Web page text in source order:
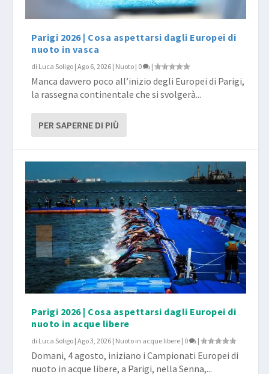
Parigi 2026 | Cosa aspettarsi dagli Europei di
nuoto in vasca
di Luca Soligo |Ago 6, 2026 | Nuoto | 0 |
Manca davvero poco all’inizio degli Europei di Parigi,
la rassegna continentale che si svolgerà...
PER SAPERNE DI PIÙ
Parigi 2026 | Cosa aspettarsi dagli Europei di
nuoto in acque libere
di Luca Soligo |Ago 3, 2026 | Nuoto in acque libere | 0 |
Domani, 4 agosto, iniziano i Campionati Europei di
nuoto in acque libere, a Parigi, nella Senna,...